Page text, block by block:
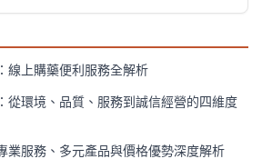
線上購藥便利服務全解析
從環境、品質、服務到誠信經營的四維度
業服務、多元產品與價格優勢深度解析